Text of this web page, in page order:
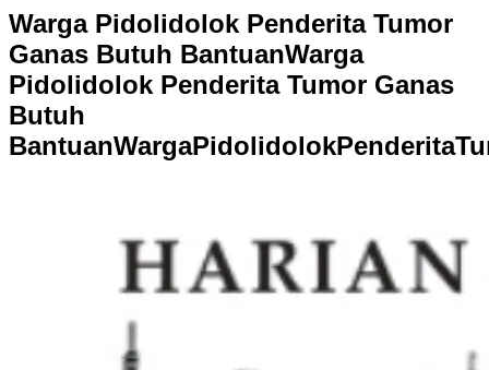
Warga Pidolidolok Penderita Tumor
Ganas Butuh BantuanWarga
Pidolidolok Penderita Tumor Ganas
Butuh
BantuanWargaPidolidolokPenderitaTu